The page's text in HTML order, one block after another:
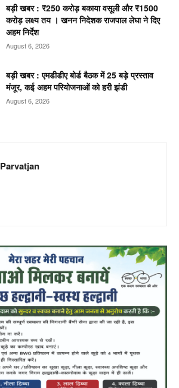
बड़ी खबर : ₹250 करोड़ बकाया वसूली और ₹1500
करोड़ लक्ष्य तय । खनन निदेशक राजपाल लेघा ने दिए
अहम निर्देश
August 6, 2026
बड़ी खबर : एमडीडीए बोर्ड बैठक में 25 बड़े प्रस्ताव
मंजूर, कई अहम परियोजनाओं को हरी झंडी
August 6, 2026
Parvatjan